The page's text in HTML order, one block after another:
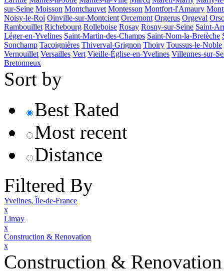
sur-Seine Moisson Montchauvet Montesson Montfort-l'Amaury
Noisy-le-Roi Oinville-sur-Montcient Orcemont Orgerus Orgeval
Rambouillet Richebourg Rolleboise Rosay Rosny-sur-Seine Saint-
Léger-en-Yvelines Saint-Martin-des-Champs Saint-Nom-la-Bretèche
Sonchamp Tacoignières Thiverval-Grignon Thoiry Toussus-le-Noble
Vernouillet Versailles Vert Vieille-Église-en-Yvelines Villennes-sur-
Bretonneux
Sort by
Best Rated
Most recent
Distance
Filtered By
Yvelines, Île-de-France
x
Limay
x
Construction & Renovation
x
Construction & Renovation